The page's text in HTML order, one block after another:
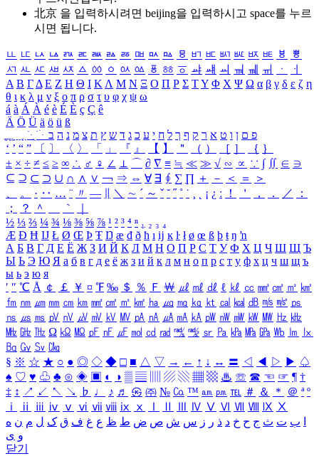
北京 을 입력하시려면 beijing을 입력하시고 space를 누르
시면 됩니다.
ㅥ ㅦ ㅧ ㅨ ㅩ ㅪ ㅫ ㅬ ㅭ ㅮ ㅯ ㅰ ㅱ ㅲ ㅳ ㅴ ㅵ ㅶ ㅷ ㅸ
ㅹ
ㅺ ㅻ ㅼ ㅽ ㅾ ㅿ ㆀ ㆁ ㆂ ㆃ ㆄ ㆅ ㆆ ㆇ ㆈ ㆉ ㆊ ㆋ ㆌ ㆍ
ㆎ
Α Β ΓΔ Ε Ζ Η Θ Ι ΚΛ Μ Ν Ξ Ο Π Ρ Σ ΤΥ Φ Χ Ψ Ω α β γ δ ε ζ η
θ ι κ λ μ ν ξ ο π ρ σ τ υ φ χ ψ ω
á à Á À é è É È ç Ç ê
Ä Ö Ü ä ö ü ß
ִֶֹ ֻּ ׁׂ פ ם ן ו ט א ר ק ף ך ל ח י ע כ ג ד ש ץ ת צ מ נ ה ב
‘ ’ “ ” 〔 〕 〈 〉 「 」 『 』 【 】 ＂ （ ） ［ ］ ｛ ｝
± × ÷ ≠ ≤ ≥ ∞ ∴ ♂ ♀ ∠ ⊥ ⌒ ∂ ∇ ≡ ≒ ≪ ≫ √ ∽ ∝ ∵ ∫ ∬ ∈ ∋
⊆ ⊇ ⊂ ⊃ ∪ ∩ ∧ ∨ ￢ ⇒ ⇔ ∀ ∃ ∮ ∑ ∏ ＋ － ＜ ＝
＞
、
。 · ‥ … ¨ 〃 ― ＼ ∼ ´ ～ ˇ ˘ ˝ ˚ ˙ ¸ ¡ ¿ ː ！ ＇ ， ． ／
：
；
？ ＾ ｀
½ ⅓ ⅔ ¼ ¾ ⅛ ⅜ ⅝ ⅞ ¹ ² ³ ⁴ ⁿ ₁ ₂ ₃ ₄
Æ Ð Ħ Ĳ Ł Ø Œ Þ Ŧ Ŋ æ đ ð ħ ı ĳ ĸ ŀ ł ø œ ß þ ŧ ŋ ŉ
А Б В Г Д Е Ё Ж З И Й К Л М Н О П Р С Т У Ф Х Ц Ч Ш Щ Ъ
Ы Ь Э Ю Я а б в г д е ё ж з и й к л м н о п р с т у ф х ц ч ш щ ъ
ы ь э ю я
′ ″ ℃ Å ￠ ￡ ￥ ¤ ℉ ‰ ＄ ％ Ｆ ￦ ㎕ ㎖ ㎗ ℓ ㎘ ㏄ ㎣ ㎤ ㎥ ㎦
㎙ ㎚ ㎛ ㎜ ㎝ ㎞ ㎟ ㎠ ㎡ ㎢ ㏊ ㎍ ㎎ ㎏ ㏏ ㎈ ㎉ ㏈ ㎧ ㎨ ㎰
㎱ ㎲ ㎳ ㎴ ㎵ ㎶ ㎷ ㎸ ㎹ ㎀ ㎁ ㎂ ㎃ ㎄ ㎺ ㎻ ㎽ ㎾ ㎿ ㎐ ㎑
㎒ ㎓ ㎔ Ω ㏀ ㏁ ㎊ ㎋ ㎌ ㏖ ㏅ ㎭ ㎮ ㎯ ㏛ ㎩ ㎪ ㎫ ㎬ ㏝ ㏐
㏓
㏃ ㏉ ㏜ ㏆
§ ※ ☆ ★ ○ ● ◎ ◇ ◆ □ ■ △ ▽ → ← ↑ ↓ ↔ 〓 ◁ ◀ ▷ ▶ ♤
♠ ♡ ♥ ♧ ♣ ⊙ ◈ ▣ ◐ ◑ ▒ ▤ ▨ ▧ ▦ ▩ ♨ ☏ ☎ ☜ ☞ ¶ †
‡ ↕ ↗ ↙ ↖ ↘ ♭ ♩ ♪ ♬ ㉿ ㈜ № ㏇ ™ ㏂ ㏘ ℡ ＃ ＆ ＊ ＠ ª º
ⅰ
ⅱ ⅲ ⅳ ⅴ ⅵ ⅶ ⅷ ⅸ ⅹ Ⅳ Ⅴ Ⅵ Ⅶ Ⅷ Ⅸ Ⅹ
ب ت ث ج ح خ د ذ ر ز س ش ص ض ط ظ ع غ ف ق ک ل م ن ه
و ی
닫기